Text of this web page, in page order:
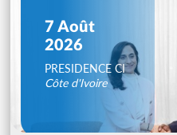
7 Août
2026
PRESIDENCE CI
Côte d'Ivoire